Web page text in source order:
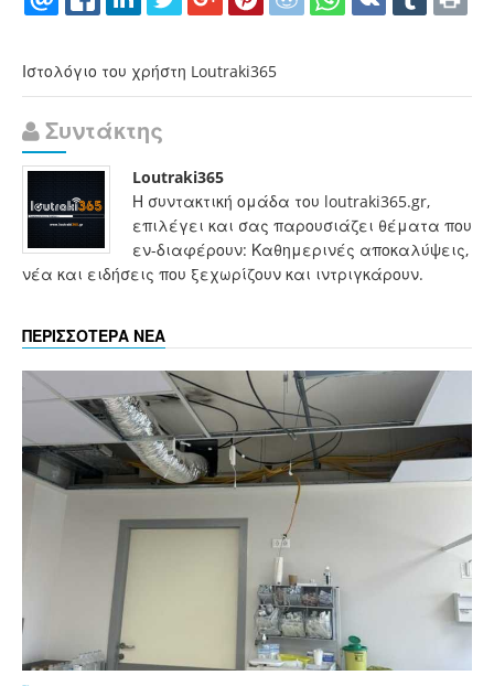
Ιστολόγιο του χρήστη Loutraki365
Συντάκτης
Loutraki365
Η συντακτική ομάδα του loutraki365.gr,
επιλέγει και σας παρουσιάζει θέματα που
εν-διαφέρουν: Καθημερινές αποκαλύψεις,
νέα και ειδήσεις που ξεχωρίζουν και ιντριγκάρουν.
ΠΕΡΙΣΣΟΤΕΡΑ ΝΕΑ